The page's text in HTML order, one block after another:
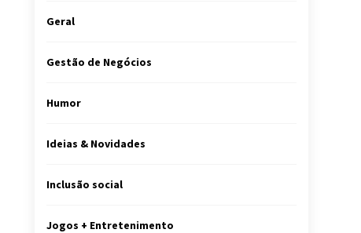
Geral
Gestão de Negócios
Humor
Ideias & Novidades
Inclusão social
Jogos + Entretenimento